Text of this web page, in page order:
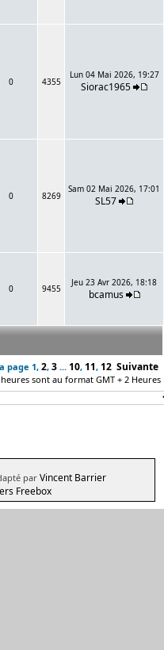
0 4355
Lun 04 Mai 2026, 19:27
Siorac1965
0 8269
Sam 02 Mai 2026, 17:01
SL57
0 9455
Jeu 23 Avr 2026, 18:18
bcamus
page 1, 2, 3 ... 10, 11, 12 Suivante
sont au format GMT + 2 Heures
par Vincent Barrier
Freebox